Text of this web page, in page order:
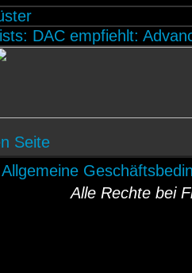
DAC empfiehlt:
Seite
Allgemeine
Alle Rechte bei